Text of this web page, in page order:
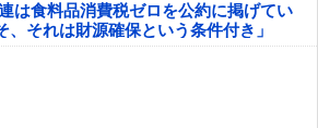
は食料品消費税ゼロを公約に掲げてい
それは財源確保という条件付き」